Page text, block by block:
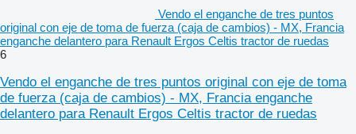
Vendo el enganche de tres puntos
original con eje de toma de fuerza (caja de cambios) - MX, Francia
enganche delantero para Renault Ergos Celtis tractor de ruedas
6
Vendo el enganche de tres puntos original con eje de toma
de fuerza (caja de cambios) - MX, Francia enganche
delantero para Renault Ergos Celtis tractor de ruedas